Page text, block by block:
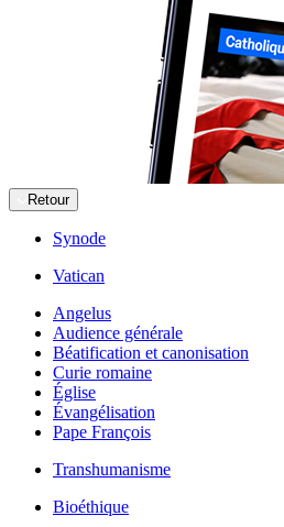
Retour
Synode
Vatican
Angelus
Audience générale
Béatification et canonisation
Curie romaine
Église
Évangélisation
Pape François
Transhumanisme
Bioéthique